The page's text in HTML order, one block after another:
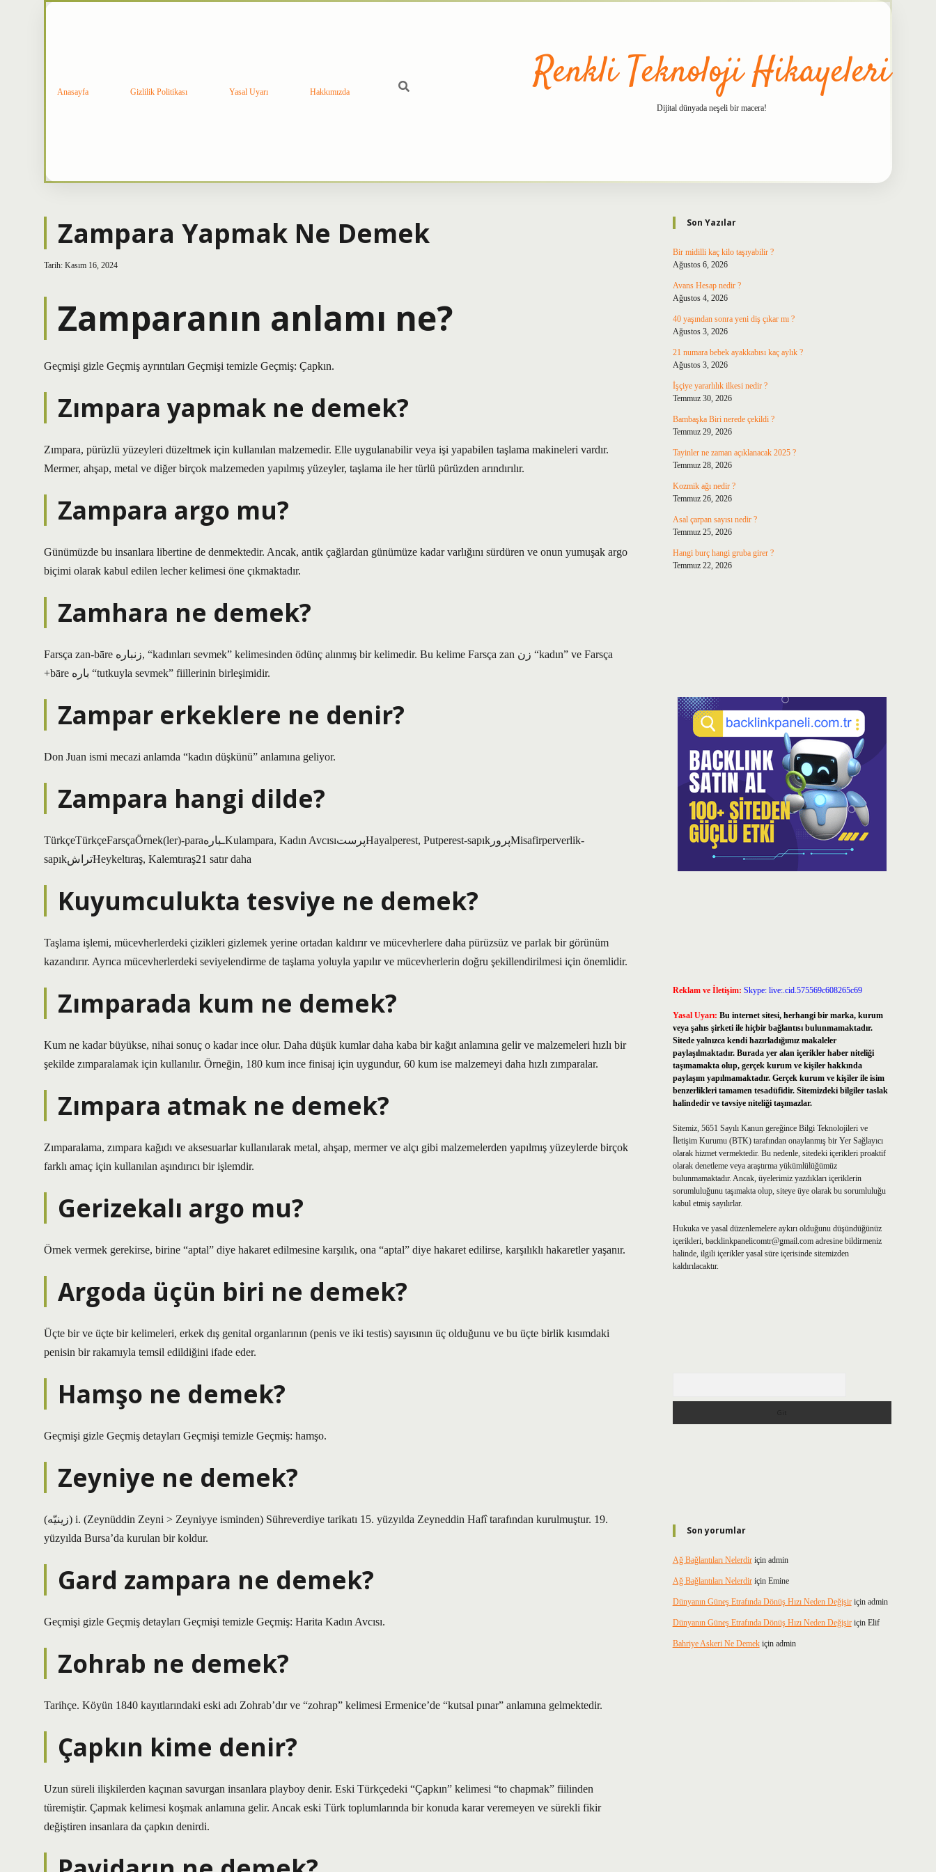
Anasayfa Gizlilik Politikası Yasal Uyarı Hakkımızda Renkli Teknoloji Hikayeleri
Dijital dünyada neşeli bir macera!
Zampara Yapmak Ne Demek
Tarih: Kasım 16, 2024
Zamparanın anlamı ne?
Geçmişi gizle Geçmiş ayrıntıları Geçmişi temizle Geçmiş: Çapkın.
Zımpara yapmak ne demek?
Zımpara, pürüzlü yüzeyleri düzeltmek için kullanılan malzemedir. Elle uygulanabilir veya işi yapabilen taşlama makineleri vardır.
Mermer, ahşap, metal ve diğer birçok malzemeden yapılmış yüzeyler, taşlama ile her türlü pürüzden arındırılır.
Zampara argo mu?
Günümüzde bu insanlara libertine de denmektedir. Ancak, antik çağlardan günümüze kadar varlığını sürdüren ve onun yumuşak argo
biçimi olarak kabul edilen lecher kelimesi öne çıkmaktadır.
Zamhara ne demek?
Farsça zan-bāre زنباره, “kadınları sevmek” kelimesinden ödünç alınmış bir kelimedir. Bu kelime Farsça zan زن “kadın” ve Farsça
+bāre باره “tutkuyla sevmek” fiillerinin birleşimidir.
Zampar erkeklere ne denir?
Don Juan ismi mecazi anlamda “kadın düşkünü” anlamına geliyor.
Zampara hangi dilde?
TürkçeTürkçeFarsçaÖrnek(ler)-paraـبارهKulampara, Kadın AvcısıپرستHayalperest, Putperest-sapıkپرورMisafirperverlik-
sapıkتراشHeykeltıraş, Kalemtıraş21 satır daha
Kuyumculukta tesviye ne demek?
Taşlama işlemi, mücevherlerdeki çizikleri gizlemek yerine ortadan kaldırır ve mücevherlere daha pürüzsüz ve parlak bir görünüm
kazandırır. Ayrıca mücevherlerdeki seviyelendirme de taşlama yoluyla yapılır ve mücevherlerin doğru şekillendirilmesi için önemlidir.
Zımparada kum ne demek?
Kum ne kadar büyükse, nihai sonuç o kadar ince olur. Daha düşük kumlar daha kaba bir kağıt anlamına gelir ve malzemeleri hızlı bir
şekilde zımparalamak için kullanılır. Örneğin, 180 kum ince finisaj için uygundur, 60 kum ise malzemeyi daha hızlı zımparalar.
Zımpara atmak ne demek?
Zımparalama, zımpara kağıdı ve aksesuarlar kullanılarak metal, ahşap, mermer ve alçı gibi malzemelerden yapılmış yüzeylerde birçok
farklı amaç için kullanılan aşındırıcı bir işlemdir.
Gerizekalı argo mu?
Örnek vermek gerekirse, birine “aptal” diye hakaret edilmesine karşılık, ona “aptal” diye hakaret edilirse, karşılıklı hakaretler yaşanır.
Argoda üçün biri ne demek?
Üçte bir ve üçte bir kelimeleri, erkek dış genital organlarının (penis ve iki testis) sayısının üç olduğunu ve bu üçte birlik kısımdaki
penisin bir rakamıyla temsil edildiğini ifade eder.
Hamşo ne demek?
Geçmişi gizle Geçmiş detayları Geçmişi temizle Geçmiş: hamşo.
Zeyniye ne demek?
(ﺯﻳﻨﻴّﻪ) i. (Zeynüddіn Zeynі > Zeyniyye isminden) Sühreverdiye tarikatı 15. yüzyılda Zeyneddin Hafî tarafından kurulmuştur. 19.
yüzyılda Bursa’da kurulan bir koldur.
Gard zampara ne demek?
Geçmişi gizle Geçmiş detayları Geçmişi temizle Geçmiş: Harita Kadın Avcısı.
Zohrab ne demek?
Tarihçe. Köyün 1840 kayıtlarındaki eski adı Zohrab’dır ve “zohrap” kelimesi Ermenice’de “kutsal pınar” anlamına gelmektedir.
Çapkın kime denir?
Uzun süreli ilişkilerden kaçınan savurgan insanlara playboy denir. Eski Türkçedeki “Çapkın” kelimesi “to chapmak” fiilinden
türemiştir. Çapmak kelimesi koşmak anlamına gelir. Ancak eski Türk toplumlarında bir konuda karar veremeyen ve sürekli fikir
değiştiren insanlara da çapkın denirdi.
Sidebar
Son Yazılar
Bir midilli kaç kilo taşıyabilir ?
Ağustos 6, 2026
Avans Hesap nedir ?
Ağustos 4, 2026
40 yaşından sonra yeni diş çıkar mı ?
Ağustos 3, 2026
21 numara bebek ayakkabısı kaç aylık ?
Ağustos 3, 2026
İşçiye yararlılık ilkesi nedir ?
Temmuz 30, 2026
Bambaşka Biri nerede çekildi ?
Temmuz 29, 2026
Tayinler ne zaman açıklanacak 2025 ?
Temmuz 28, 2026
Kozmik ağı nedir ?
Temmuz 26, 2026
Asal çarpan sayısı nedir ?
Temmuz 25, 2026
Hangi burç hangi gruba girer ?
Temmuz 22, 2026
Reklam ve İletişim: Skype: live:.cid.575569c608265c69
Yasal Uyarı: Bu internet sitesi, herhangi bir marka, kurum
veya şahıs şirketi ile hiçbir bağlantısı bulunmamaktadır.
Sitede yalnızca kendi hazırladığımız makaleler
paylaşılmaktadır. Burada yer alan içerikler haber niteliği
taşımamakta olup, gerçek kurum ve kişiler hakkında
paylaşım yapılmamaktadır. Gerçek kurum ve kişiler ile isim
benzerlikleri tamamen tesadüfidir. Sitemizdeki bilgiler taslak
halindedir ve tavsiye niteliği taşımazlar.
Sitemiz, 5651 Sayılı Kanun gereğince Bilgi Teknolojileri ve
İletişim Kurumu (BTK) tarafından onaylanmış bir Yer Sağlayıcı
olarak hizmet vermektedir. Bu nedenle, sitedeki içerikleri proaktif
olarak denetleme veya araştırma yükümlülüğümüz
bulunmamaktadır. Ancak, üyelerimiz yazdıkları içeriklerin
sorumluluğunu taşımakta olup, siteye üye olarak bu sorumluluğu
kabul etmiş sayılırlar.
Hukuka ve yasal düzenlemelere aykırı olduğunu düşündüğünüz
içerikleri, backlinkpanelicomtr@gmail.comadresine bildirmeniz
halinde, ilgili içerikler yasal süre içerisinde sitemizden
kaldırılacaktır.
Son yorumlar
Ağ Bağlantıları Nelerdiriçin admin
Ağ Bağlantıları Nelerdiriçin Emine
Dünyanın Güneş Etrafında Dönüş Hızı Neden Değişiriçin admin
Dünyanın Güneş Etrafında Dönüş Hızı Neden Değişiriçin Elif
Bahriye Askeri Ne Demekiçin admin